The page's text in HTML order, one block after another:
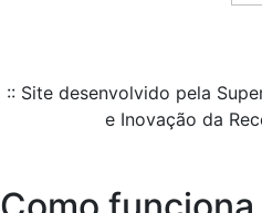
:: Site desenvolvido pela
e Inovação da